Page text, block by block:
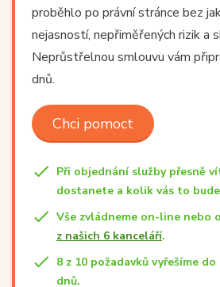
proběhlo po právní stránce bez
nejasností, nepřiměřených rizik a
Neprůstřelnou smlouvu vám
dnů.
Chci pomoct
Při objednání služby přesně
dostanete a kolik vás to
Vše zvládneme on-line nebo
z našich 6 kanceláří.
8 z 10 požadavků vyřešíme
dnů.